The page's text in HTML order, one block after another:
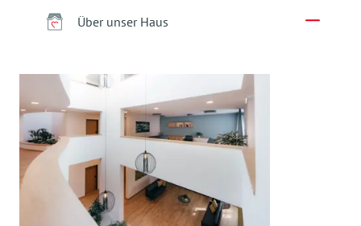
Über unser Haus